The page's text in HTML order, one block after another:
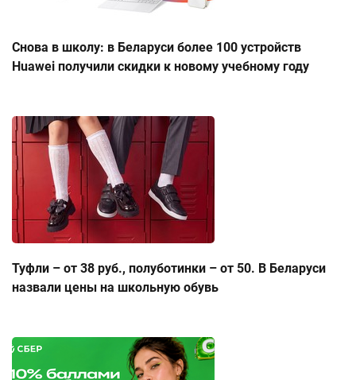
Снова в школу: в Беларуси более 100 устройств
Huawei получили скидки к новому учебному году
Туфли – от 38 руб., полуботинки – от 50. В Беларуси
назвали цены на школьную обувь